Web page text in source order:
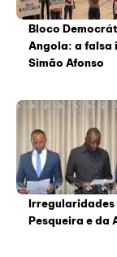
Bloco
Angola: a falsa
Simão Afonso
Irregularidades
Pesqueira e da